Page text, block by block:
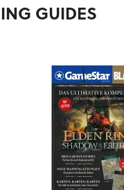
GUIDES